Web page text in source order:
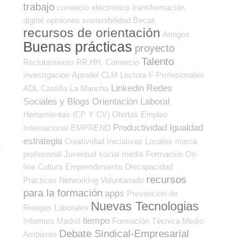
trabajo comercio electrónico transformación
digital opiniones sostenibilidad Becas
recursos de orientación Amigos
Buenas prácticas proyecto
Reclutamiento RR.HH. Comercio Talento
investigación Aprodel CLM Lectura F Profesionales
ADL
Castilla La Mancha Linkedin Redes
Sociales y Blogs Orientación Laboral
Herramientas (CP Y CV) Ofertas Empleo
Internacional
EMPREND Productividad Igualdad
estrategia Creatividad Iniciativas Locales marca
profesional Juventud social media Formación On-
line Cultura Emprendimiento Discapacidad
Prácticas Networking Voluntariado recursos
para la formación apps Prevención de
Riesgos Laborales Nuevas Tecnologias
Informes Madrid tiempo Formación Técnica Medio
Ambiente Debate Sindical-Empresarial